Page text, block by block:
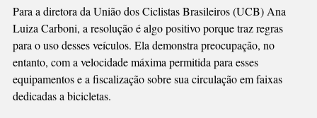
Para a diretora da União dos Ciclistas Brasileiros (UCB) Ana
Luiza Carboni, a resolução é algo positivo porque traz regras
para o uso desses veículos. Ela demonstra preocupação, no
entanto, com a velocidade máxima permitida para esses
equipamentos e a fiscalização sobre sua circulação em faixas
dedicadas a bicicletas.